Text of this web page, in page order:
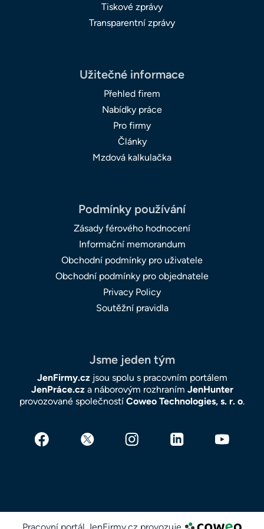
Tiskové zprávy
Transparentní zprávy
Užitečné informace
Přehled firem
Nabídky práce
Pro firmy
Články
Mzdová kalkulačka
Podmínky používání
Zásady férového hodnocení
Informační memorandum
Obchodní podmínky pro uživatele
Obchodní podmínky pro objednatele
Privacy Policy
Soutěžní pravidla
Jsme jeden tým
JenFirmy.czjsou spolu s pracovním portálem
JenPráce.cza náborovým rozhraním JenHunter
provozované společností Coweo Technologies, s. r. o.